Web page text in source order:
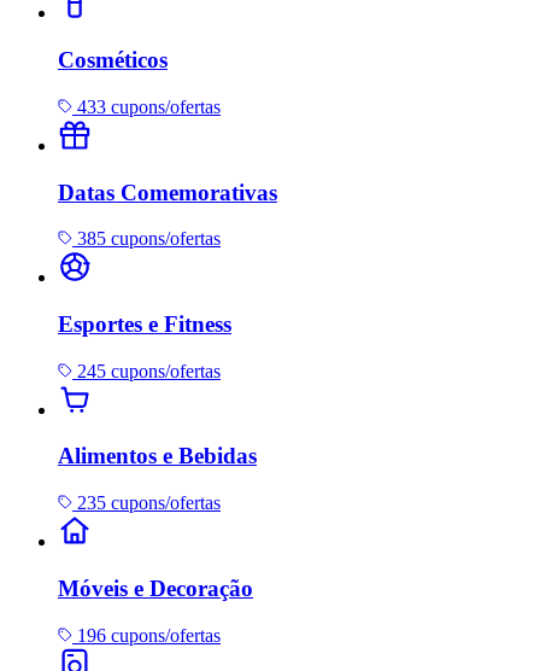
Cosméticos
433 cupons/ofertas
Datas Comemorativas
385 cupons/ofertas
Esportes e Fitness
245 cupons/ofertas
Alimentos e Bebidas
235 cupons/ofertas
Móveis e Decoração
196 cupons/ofertas